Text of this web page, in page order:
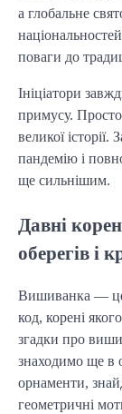
а глобальне
поваги до
Ініціатори
примусу.
великої
пандемію і
ще сильнішим.
Давні
оберегів і
Вишиванка — це
код, корені
згадки про
знаходимо ще в
орнаменти,
геометричні